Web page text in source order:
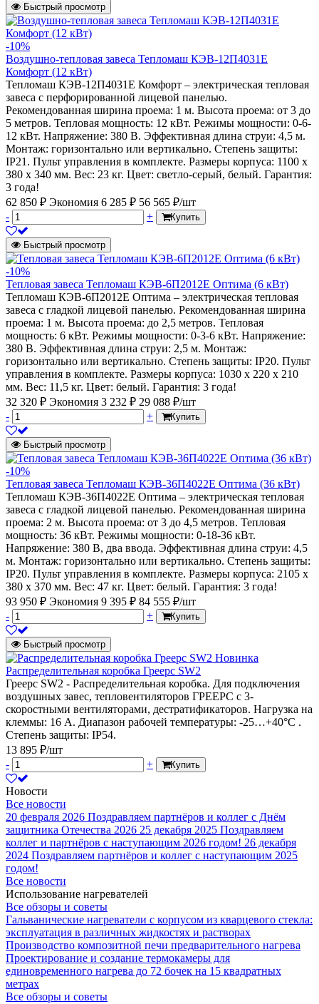
Быстрый просмотр
-10%
Воздушно-тепловая завеса Тепломаш КЭВ-12П4031Е
Комфорт (12 кВт)
Тепломаш КЭВ-12П4031Е Комфорт – электрическая тепловая
завеса с перфорированной лицевой панелью.
Рекомендованная ширина проема: 1 м. Высота проема: от 3 до
5 метров. Тепловая мощность: 12 кВт. Режимы мощности: 0-6-
12 кВт. Напряжение: 380 В. Эффективная длина струи: 4,5 м.
Монтаж: горизонтально или вертикально. Степень защиты:
IP21. Пульт управления в комплекте. Размеры корпуса: 1100 х
380 х 340 мм. Вес: 23 кг. Цвет: светло-серый, белый. Гарантия:
3 года!
62 850 ₽ Экономия 6 285 ₽ 56 565 ₽/шт
-
+ Купить
Быстрый просмотр
-10%
Тепловая завеса Тепломаш КЭВ-6П2012Е Оптима (6 кВт)
Тепломаш КЭВ-6П2012Е Оптима – электрическая тепловая
завеса с гладкой лицевой панелью. Рекомендованная ширина
проема: 1 м. Высота проема: до 2,5 метров. Тепловая
мощность: 6 кВт. Режимы мощности: 0-3-6 кВт. Напряжение:
380 В. Эффективная длина струи: 2,5 м. Монтаж:
горизонтально или вертикально. Степень защиты: IP20. Пульт
управления в комплекте. Размеры корпуса: 1030 х 220 х 210
мм. Вес: 11,5 кг. Цвет: белый. Гарантия: 3 года!
32 320 ₽ Экономия 3 232 ₽ 29 088 ₽/шт
-
+ Купить
Быстрый просмотр
-10%
Тепловая завеса Тепломаш КЭВ-36П4022Е Оптима (36 кВт)
Тепломаш КЭВ-36П4022Е Оптима – электрическая тепловая
завеса с гладкой лицевой панелью. Рекомендованная ширина
проема: 2 м. Высота проема: от 3 до 4,5 метров. Тепловая
мощность: 36 кВт. Режимы мощности: 0-18-36 кВт.
Напряжение: 380 В, два ввода. Эффективная длина струи: 4,5
м. Монтаж: горизонтально или вертикально. Степень защиты:
IP20. Пульт управления в комплекте. Размеры корпуса: 2105 х
380 х 370 мм. Вес: 47 кг. Цвет: белый. Гарантия: 3 года!
93 950 ₽ Экономия 9 395 ₽ 84 555 ₽/шт
-
+ Купить
Быстрый просмотр
Новинка
Распределительная коробка Греерс SW2
Греерс SW2 - Распределительная коробка. Для подключения
воздушных завес, тепловентиляторов ГРЕЕРС с 3-
скоростными вентиляторами, дестратификаторов. Нагрузка на
клеммы: 16 А. Диапазон рабочей температуры: -25…+40°C .
Степень защиты: IP54.
13 895 ₽/шт
-
+ Купить
Новости
Все новости
20 февраля 2026 Поздравляем партнёров и коллег с Днём
защитника Отечества 2026 25 декабря 2025 Поздравляем
коллег и партнёров с наступающим 2026 годом! 26 декабря
2024 Поздравляем партнёров и коллег с наступающим 2025
годом!
Все новости
Использование нагревателей
Все обзоры и советы
Гальванические нагреватели с корпусом из кварцевого стекла:
эксплуатация в различных жидкостях и растворах
Производство композитной печи предварительного нагрева
Проектирование и создание термокамеры для
единовременного нагрева до 72 бочек на 15 квадратных
метрах
Все обзоры и советы